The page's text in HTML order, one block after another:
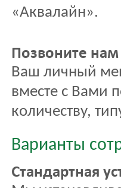
«Аквалайн».
Позвоните
Ваш личный
вместе с Вами
количеству,
Варианты
Стандартная